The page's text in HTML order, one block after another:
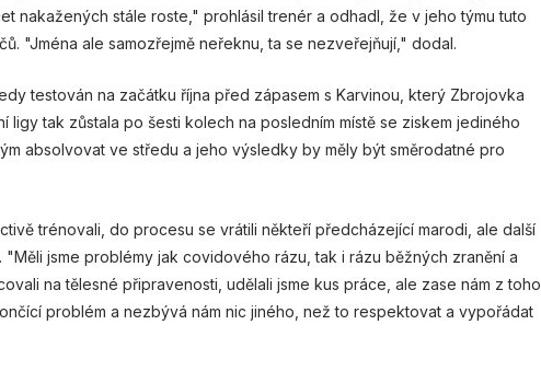
nakažených stále roste," prohlásil trenér a odhadl, že v jeho týmu tuto
"Jména ale samozřejmě neřeknu, ta se nezveřejňují," dodal.
testován na začátku října před zápasem s Karvinou, který Zbrojovka
ligy tak zůstala po šesti kolech na posledním místě se ziskem jediného
absolvovat ve středu a jeho výsledky by měly být směrodatné pro
trénovali, do procesu se vrátili někteří předcházející marodi, ale další
"Měli jsme problémy jak covidového rázu, tak i rázu běžných zranění a
na tělesné připravenosti, udělali jsme kus práce, ale zase nám z toho
problém a nezbývá nám nic jiného, než to respektovat a vypořádat